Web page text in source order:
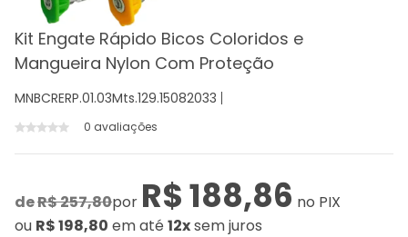
Kit Engate Rápido Bicos Coloridos e
Mangueira Nylon Com Proteção
MNBCRERP.01.03Mts.129.15082033
0 avaliações
deR$ 257,80por R$ 188,86 no PIX
ou R$ 198,80 em até 12xsem juros